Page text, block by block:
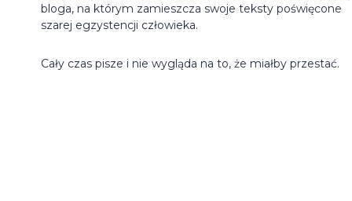
bloga, na którym zamieszcza swoje teksty poświęcone
szarej egzystencji człowieka.
Cały czas pisze i nie wygląda na to, że miałby przestać.